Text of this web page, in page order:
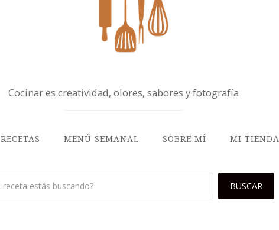
Cocinar es creatividad, olores, sabores y fotografía
RECETAS MENÚ SEMANAL SOBRE MÍ MI TIENDA